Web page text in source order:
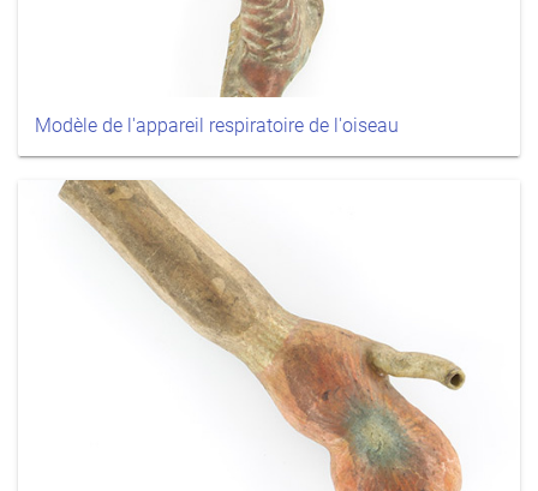
Modèle de l'appareil respiratoire de l'oiseau